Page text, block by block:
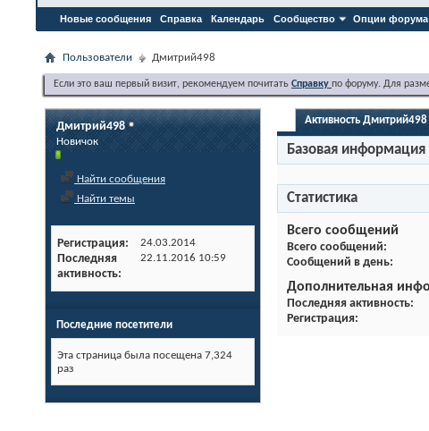
Новые сообщения Справка Календарь Сообщество Опции форума
Пользователи Дмитрий498
Если это ваш первый визит, рекомендуем почитать Справку по форуму. Для
Дмитрий498
Новичок
Найти сообщения
Найти темы
Регистрация 24.03.2014
Последняя
активность
22.11.2016 10:59
Последние посетители
Эта страница была посещена 7,324
раз
Активность Дмитрий498
Базовая информация
Статистика
Всего сообщений
Всего сообщений
Сообщений в день
Дополнительная
Последняя активность
Регистрация